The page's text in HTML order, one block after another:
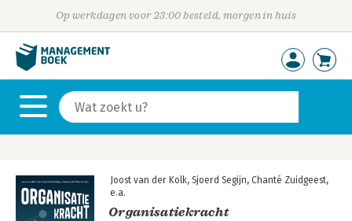
Op werkdagen voor 23:00 besteld, morgen in huis
Joost van der Kolk Sjoerd Segijn Chanté Zuidgeest
e.a.
Organisatiekracht